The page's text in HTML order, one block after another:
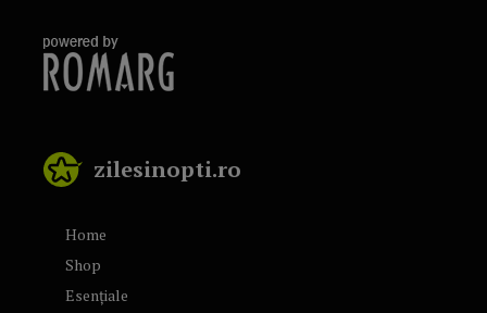
zilesinopti.ro
Home
Shop
Esențiale